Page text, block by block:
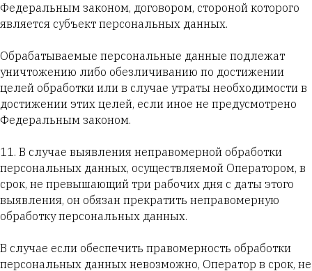
Федеральным законом, договором, стороной которого
является субъект персональных данных.
Обрабатываемые персональные данные подлежат
уничтожению либо обезличиванию по достижении
целей обработки или в случае утраты необходимости в
достижении этих целей, если иное не предусмотрено
Федеральным законом.
11. В случае выявления неправомерной обработки
персональных данных, осуществляемой Оператором, в
срок, не превышающий три рабочих дня с даты этого
выявления, он обязан прекратить неправомерную
обработку персональных данных.
В случае если обеспечить правомерность обработки
персональных данных невозможно, Оператор в срок, не